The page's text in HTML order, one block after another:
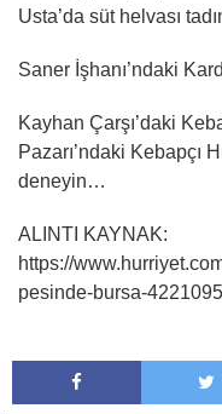
Usta’da süt helvası
Saner İşhanı’ndaki
Kayhan Çarşı’daki
Pazarı’ndaki Kebapçı
deneyin…
ALINTI KAYNAK:
https://
pesinde-bursa-